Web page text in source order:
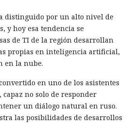
distinguido por un alto nivel de
y hoy esa tendencia se
de TI de la región desarrollan
propias en inteligencia artificial,
en la nube.
en uno de los asistentes
capaz no solo de responder
un diálogo natural en ruso.
las posibilidades de desarrollos